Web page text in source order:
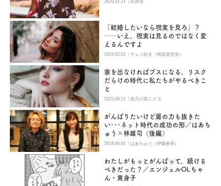
2026.01.21 白井瑶
「結婚したいなら現実を見ろ」？
──いえ、現実は見るのではなく変
えるんですよ
2019.02.02 |チェコ好き（和田真里奈）
家を出なければブスになる。リスク
だらけの時代に私たちがやるべきこ
と
2025.08.21 |肉乃小路ニクヨ
がんばりたいけど肩の力も抜きた
い･･･ネット時代の成功の形／はあち
ゅう×林雄司（後編）
2018.06.01 |はあちゅう（伊藤春香）
わたしがもっとがんばって、続ける
べきだった？／エンジェルOLちゃ
ん・黄身子